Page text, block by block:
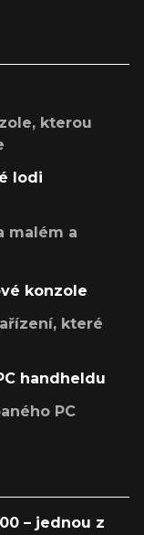
kterou
lodi
malém a
konzole
které
handheldu
PC
– jednou z